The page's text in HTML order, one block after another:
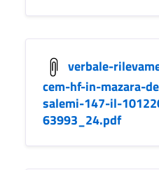
verbale-
cem-hf-in-mazara-
salemi-147-il-
63993_24.pdf